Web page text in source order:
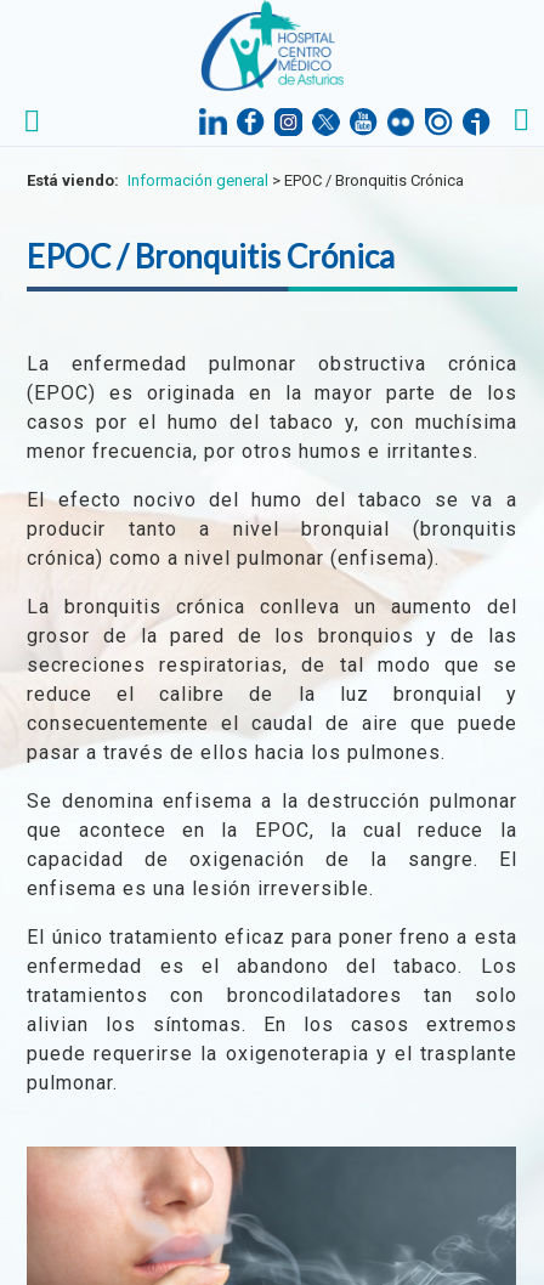
Está viendo: Información general > EPOC / Bronquitis Crónica
EPOC / Bronquitis Crónica
La enfermedad pulmonar obstructiva crónica
(EPOC) es originada en la mayor parte de los
casos por el humo del tabaco y, con muchísima
menor frecuencia, por otros humos e irritantes.
El efecto nocivo del humo del tabaco se va a
producir tanto a nivel bronquial (bronquitis
crónica) como a nivel pulmonar (enfisema).
La bronquitis crónica conlleva un aumento del
grosor de la pared de los bronquios y de las
secreciones respiratorias, de tal modo que se
reduce el calibre de la luz bronquial y
consecuentemente el caudal de aire que puede
pasar a través de ellos hacia los pulmones.
Se denomina enfisema a la destrucción pulmonar
que acontece en la EPOC, la cual reduce la
capacidad de oxigenación de la sangre. El
enfisema es una lesión irreversible.
El único tratamiento eficaz para poner freno a esta
enfermedad es el abandono del tabaco. Los
tratamientos con broncodilatadores tan solo
alivian los síntomas. En los casos extremos
puede requerirse la oxigenoterapia y el trasplante
pulmonar.